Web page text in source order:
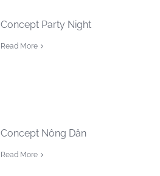
Concept Party Night
Read More
Concept Nông Dân
Read More